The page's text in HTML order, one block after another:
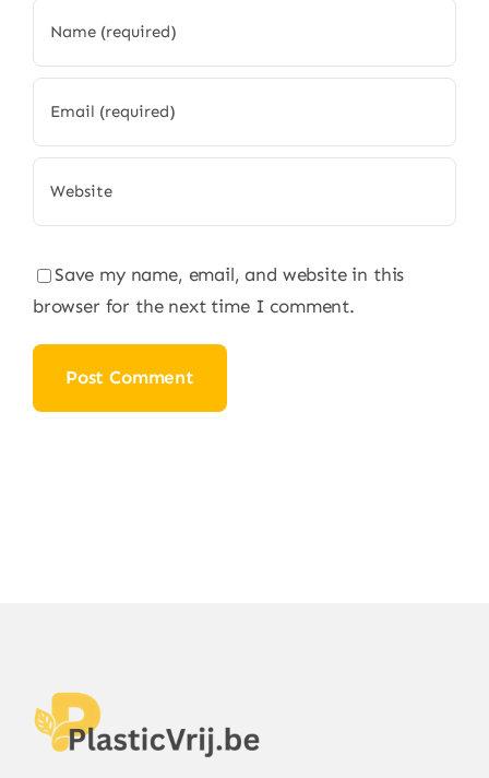
Save my name, email, and website in this
browser for the next time I comment.